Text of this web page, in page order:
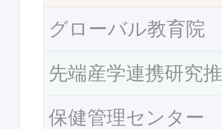
グローバル教育院
先端産学連携研究
保健管理センター